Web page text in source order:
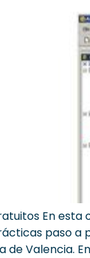
En
paso
de Valencia.